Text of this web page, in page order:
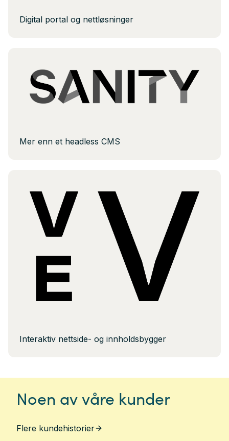
Digital portal og nettløsninger
Mer enn et headless CMS
Interaktiv nettside- og innholdsbygger
Noen av våre kunder
Flere kundehistorier